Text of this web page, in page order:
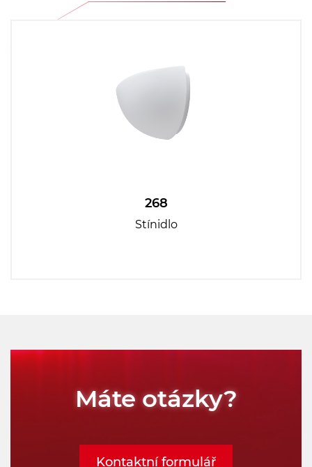
268
Stínidlo
Máte otázky?
Kontaktní formulář